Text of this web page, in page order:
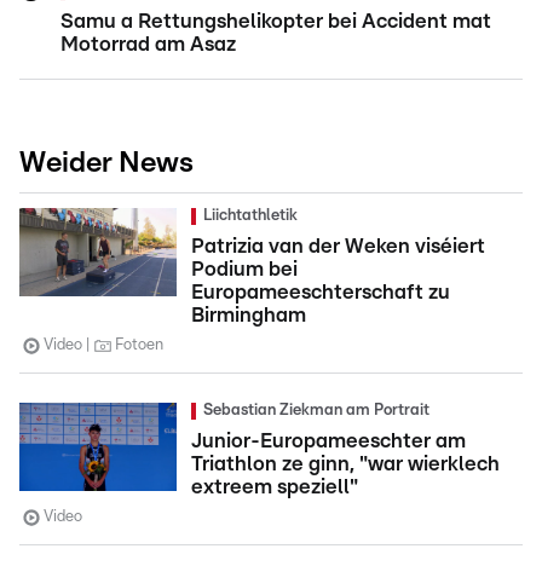
Samu a Rettungshelikopter bei Accident mat
Motorrad am Asaz
Weider News
Liichtathletik
Patrizia van der Weken viséiert
Podium bei
Europameeschterschaft zu
Birmingham
Video Fotoen
Sebastian Ziekman am Portrait
Junior-Europameeschter am
Triathlon ze ginn, "war wierklech
extreem speziell"
Video